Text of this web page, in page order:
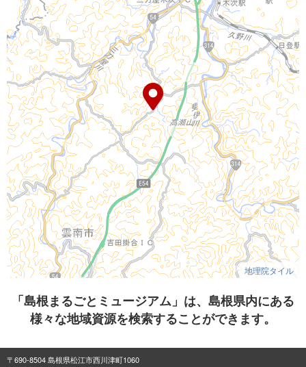
地理院タイル
「島根まるごとミュージアム」は、島根県内にある
様々な地域資源を検索することができます。
〒690-8504 島根県松江市西川津町1060